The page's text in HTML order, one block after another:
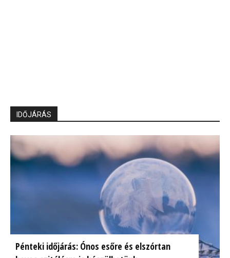
IDŐJÁRÁS
Pénteki időjárás: Ónos esőre és elszórtan